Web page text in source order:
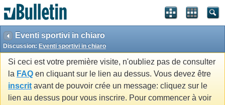
Eventi sportivi in chiaro
Discussion: Eventi sportivi in chiaro
Si ceci est votre première visite, n'oubliez pas de consulter
la FAQ en cliquant sur le lien au dessus. Vous devez être
inscrit avant de pouvoir crée un message: cliquez sur le
lien au dessus pour vous inscrire. Pour commencer à voir